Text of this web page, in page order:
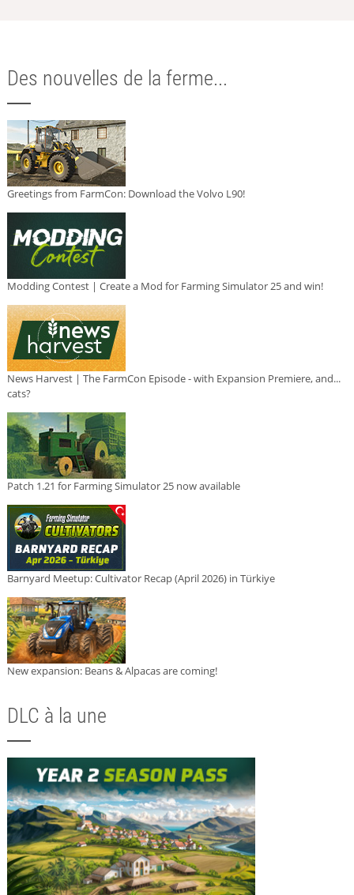
Des nouvelles de la ferme...
Greetings from FarmCon: Download the Volvo L90!
Modding Contest | Create a Mod for Farming Simulator 25 and win!
News Harvest | The FarmCon Episode - with Expansion Premiere, and...
cats?
Patch 1.21 for Farming Simulator 25 now available
Barnyard Meetup: Cultivator Recap (April 2026) in Türkiye
New expansion: Beans & Alpacas are coming!
DLC à la une